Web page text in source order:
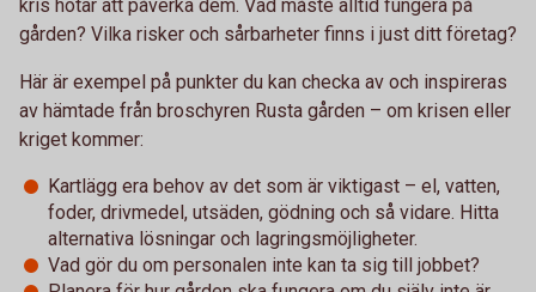
kris hotar att påverka dem. Vad måste alltid fungera på
gården? Vilka risker och sårbarheter finns i just ditt företag?
Här är exempel på punkter du kan checka av och inspireras
av hämtade från broschyren Rusta gården – om krisen eller
kriget kommer:
Kartlägg era behov av det som är viktigast – el, vatten,
foder, drivmedel, utsäden, gödning och så vidare. Hitta
alternativa lösningar och lagringsmöjligheter.
Vad gör du om personalen inte kan ta sig till jobbet?